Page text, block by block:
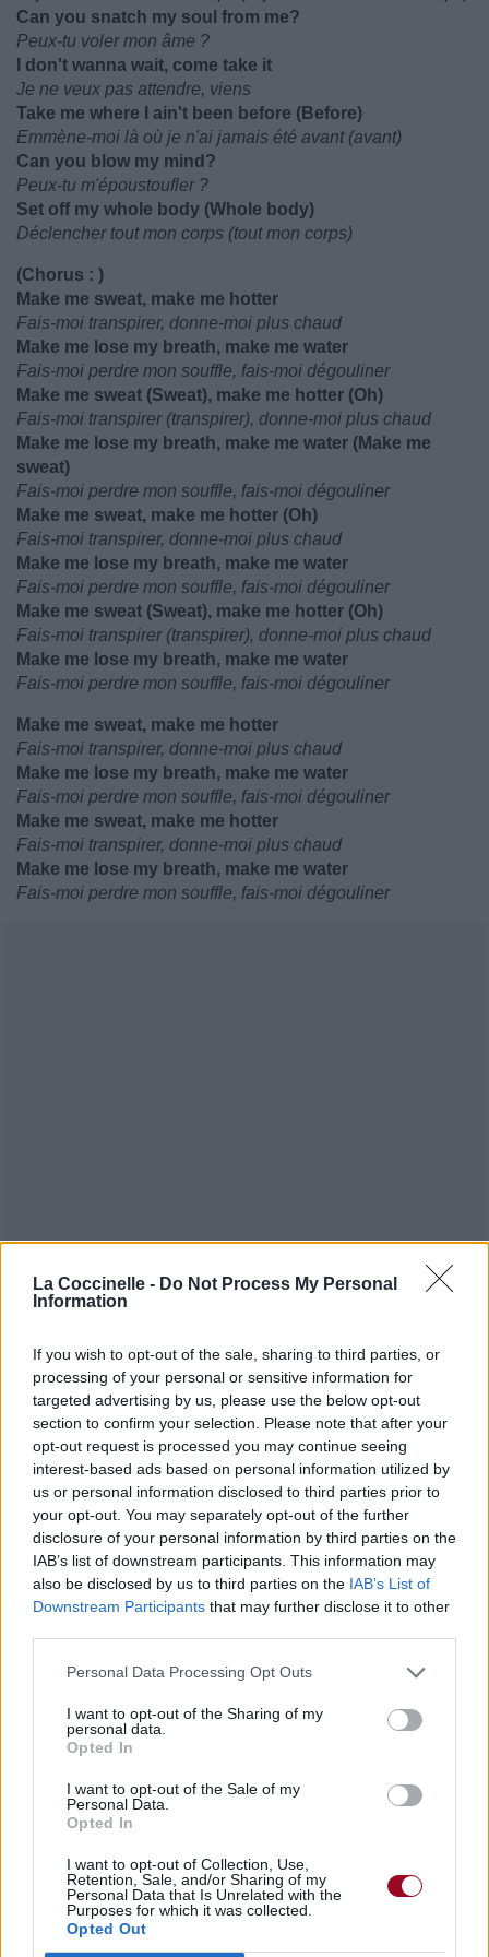
La Coccinelle - Do Not Process My Personal
Information
If you wish to opt-out of the sale, sharing to third parties, or
processing of your personal or sensitive information for
targeted advertising by us, please use the below opt-out
section to confirm your selection. Please note that after your
opt-out request is processed you may continue seeing
interest-based ads based on personal information utilized by
us or personal information disclosed to third parties prior to
your opt-out. You may separately opt-out of the further
disclosure of your personal information by third parties on the
IAB’s list of downstream participants. This information may
also be disclosed by us to third parties on the IAB’s List of
Downstream Participants that may further disclose it to other
Personal Data Processing Opt Outs
I want to opt-out of the Sharing of my
personal data.
Opted In
I want to opt-out of the Sale of my
Personal Data.
Opted In
I want to opt-out of Collection, Use,
Retention, Sale, and/or Sharing of my
Personal Data that Is Unrelated with the
Purposes for which it was collected.
Opted Out
Can you snatch my soul from me?
Peux-tu voler mon âme ?
I don't wanna wait, come take it
Je ne veux pas attendre, viens
Take me where I ain't been before (Before)
Emmène-moi là où je n'ai jamais été avant (avant)
Can you blow my mind?
Peux-tu m'époustoufler ?
Set off my whole body (Whole body)
Déclencher tout mon corps (tout mon corps)
(Chorus : )
Make me sweat, make me hotter
Fais-moi transpirer, donne-moi plus chaud
Make me lose my breath, make me water
Fais-moi perdre mon souffle, fais-moi dégouliner
Make me sweat (Sweat), make me hotter (Oh)
Fais-moi transpirer (transpirer), donne-moi plus chaud
Make me lose my breath, make me water (Make me
sweat)
Fais-moi perdre mon souffle, fais-moi dégouliner
Make me sweat, make me hotter (Oh)
Fais-moi transpirer, donne-moi plus chaud
Make me lose my breath, make me water
Fais-moi perdre mon souffle, fais-moi dégouliner
Make me sweat (Sweat), make me hotter (Oh)
Fais-moi transpirer (transpirer), donne-moi plus chaud
Make me lose my breath, make me water
Fais-moi perdre mon souffle, fais-moi dégouliner
Make me sweat, make me hotter
Fais-moi transpirer, donne-moi plus chaud
Make me lose my breath, make me water
Fais-moi perdre mon souffle, fais-moi dégouliner
Make me sweat, make me hotter
Fais-moi transpirer, donne-moi plus chaud
Make me lose my breath, make me water
Fais-moi perdre mon souffle, fais-moi dégouliner
Publié parVisa 247894 5 5 7 le 22 octobre 2023 à
7h42.
Chanteurs : Tyla
Albums : Water [Single]
Paroles + Traduction Téléchargement
Vidéos
Commentaires
Pour prolonger le plaisir musical :
Vous aimez chanter, apprenez la guitare chez
Télécharger légalement les MP3 ou trouver le CD sur
Trouver un instrument de musique ou une partition au
meilleur prix sur